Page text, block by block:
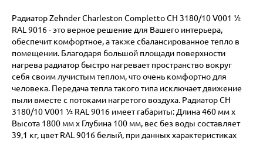
Радиатор Zehnder Charleston Completto CH 3180/10 V001 ½
RAL 9016 - это верное решение для Вашего интерьера,
обеспечит комфортное, а также сбалансированное тепло в
помещении. Благодаря большой площади поверхности
нагрева радиатор быстро нагревает пространство вокруг
себя своим лучистым теплом, что очень комфортно для
человека. Передача тепла такого типа исключает движение
пыли вместе с потоками нагретого воздуха. Радиатор CH
3180/10 V001 ½ RAL 9016 имеет габариты: Длина 460 мм х
Высота 1800 мм х Глубина 100 мм, вес без воды составляет
39,1 кг, цвет RAL 9016 белый, при данных характеристиках